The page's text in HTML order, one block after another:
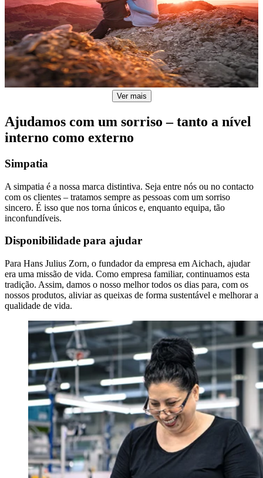
Ver mais
Ajudamos com um sorriso – tanto a nível
interno como externo
Simpatia
A simpatia é a nossa marca distintiva. Seja entre nós ou no contacto
com os clientes – tratamos sempre as pessoas com um sorriso
sincero. É isso que nos torna únicos e, enquanto equipa, tão
inconfundíveis.
Disponibilidade para ajudar
Para Hans Julius Zorn, o fundador da empresa em Aichach, ajudar
era uma missão de vida. Como empresa familiar, continuamos esta
tradição. Assim, damos o nosso melhor todos os dias para, com os
nossos produtos, aliviar as queixas de forma sustentável e melhorar a
qualidade de vida.